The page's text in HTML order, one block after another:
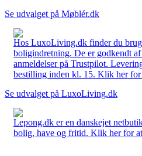
Se udvalget på Møblér.dk
Hos LuxoLiving.dk finder du
boligindretning. De er godkendt
anmeldelser på Trustpilot.
bestilling inden kl. 15. Klik her for
Se udvalget på LuxoLiving.dk
Lepong.dk er en danskejet
bolig, have og fritid. Klik her for at